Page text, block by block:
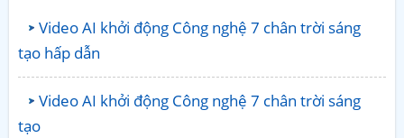
Video AI khởi động Công nghệ 7 chân trời sáng
tạo hấp dẫn
Video AI khởi động Công nghệ 7 chân trời sáng
tạo